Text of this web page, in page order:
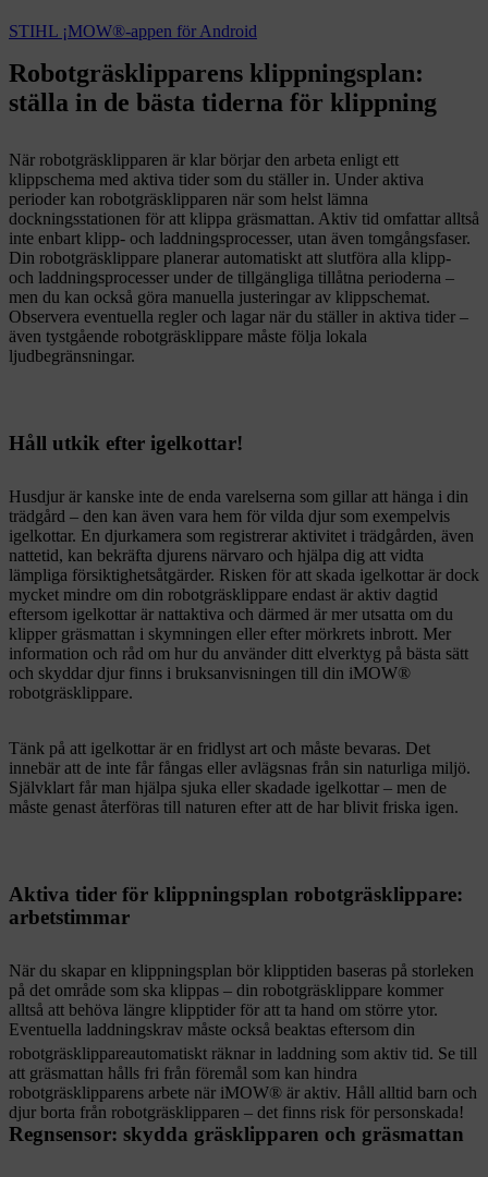
STIHL ¡MOW®-appen för Android
Robotgräsklipparens klippningsplan:
ställa in de bästa tiderna för klippning
När robotgräsklipparen är klar börjar den arbeta enligt ett
klippschema med aktiva tider som du ställer in. Under aktiva
perioder kan robotgräsklipparen när som helst lämna
dockningsstationen för att klippa gräsmattan. Aktiv tid omfattar alltså
inte enbart klipp- och laddningsprocesser, utan även tomgångsfaser.
Din robotgräsklippare planerar automatiskt att slutföra alla klipp-
och laddningsprocesser under de tillgängliga tillåtna perioderna –
men du kan också göra manuella justeringar av klippschemat.
Observera eventuella regler och lagar när du ställer in aktiva tider –
även tystgående robotgräsklippare måste följa lokala
ljudbegränsningar.
Håll utkik efter igelkottar!
Husdjur är kanske inte de enda varelserna som gillar att hänga i din
trädgård – den kan även vara hem för vilda djur som exempelvis
igelkottar. En djurkamera som registrerar aktivitet i trädgården, även
nattetid, kan bekräfta djurens närvaro och hjälpa dig att vidta
lämpliga försiktighetsåtgärder. Risken för att skada igelkottar är dock
mycket mindre om din robotgräsklippare endast är aktiv dagtid
eftersom igelkottar är nattaktiva och därmed är mer utsatta om du
klipper gräsmattan i skymningen eller efter mörkrets inbrott. Mer
information och råd om hur du använder ditt elverktyg på bästa sätt
och skyddar djur finns i bruksanvisningen till din iMOW®
robotgräsklippare.
Tänk på att igelkottar är en fridlyst art och måste bevaras. Det
innebär att de inte får fångas eller avlägsnas från sin naturliga miljö.
Självklart får man hjälpa sjuka eller skadade igelkottar – men de
måste genast återföras till naturen efter att de har blivit friska igen.
Aktiva tider för klippningsplan robotgräsklippare:
arbetstimmar
När du skapar en klippningsplan bör klipptiden baseras på storleken
på det område som ska klippas – din robotgräsklippare kommer
alltså att behöva längre klipptider för att ta hand om större ytor.
Eventuella laddningskrav måste också beaktas eftersom din
robotgräsklippareautomatiskt räknar in laddning som aktiv tid. Se till
att gräsmattan hålls fri från föremål som kan hindra
robotgräsklipparens arbete när iMOW® är aktiv. Håll alltid barn och
djur borta från robotgräsklipparen – det finns risk för personskada!
Regnsensor: skydda gräsklipparen och gräsmattan